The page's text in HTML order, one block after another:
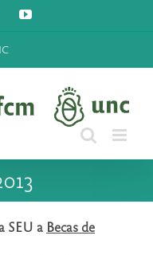
YouTube
SEU a Becas de